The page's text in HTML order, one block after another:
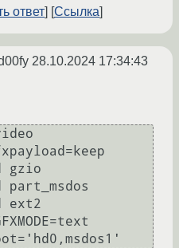
ответ Ссылка
28.10.2024 17:34:43